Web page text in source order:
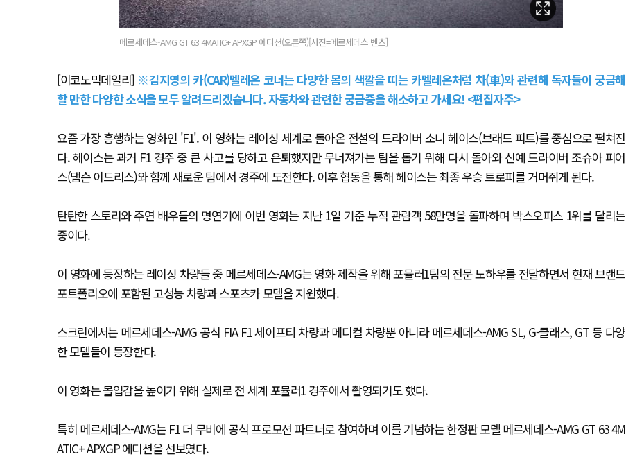
메르세데스-AMG GT 63 4MATIC+ APXGP 에디션(오른쪽)[사진=메르세데스 벤츠]
[이코노믹데일리] ※김지영의 카(CAR)멜레온 코너는 다양한 몸의 색깔을 띠는 카멜레온처럼 차(車)와 관련해 독자들이 궁금해
할 만한 다양한 소식을 모두 알려드리겠습니다. 자동차와 관련한 궁금증을 해소하고 가세요! <편집자주>
요즘 가장 흥행하는 영화인 'F1'. 이 영화는 레이싱 세계로 돌아온 전설의 드라이버 소니 헤이스(브래드 피트)를 중심으로 펼쳐진
다. 헤이스는 과거 F1 경주 중 큰 사고를 당하고 은퇴했지만 무너져가는 팀을 돕기 위해 다시 돌아와 신예 드라이버 조슈아 피어
스(댐슨 이드리스)와 함께 새로운 팀에서 경주에 도전한다. 이후 협동을 통해 헤이스는 최종 우승 트로피를 거머쥐게 된다.
탄탄한 스토리와 주연 배우들의 명연기에 이번 영화는 지난 1일 기준 누적 관람객 58만명을 돌파하며 박스오피스 1위를 달리는
중이다.
이 영화에 등장하는 레이싱 차량들 중 메르세데스-AMG는 영화 제작을 위해 포뮬러1팀의 전문 노하우를 전달하면서 현재 브랜드
포트폴리오에 포함된 고성능 차량과 스포츠카 모델을 지원했다.
스크린에서는 메르세데스-AMG 공식 FIA F1 세이프티 차량과 메디컬 차량뿐 아니라 메르세데스-AMG SL, G-클래스, GT 등 다양
한 모델들이 등장한다.
이 영화는 몰입감을 높이기 위해 실제로 전 세계 포뮬러1 경주에서 촬영되기도 했다.
특히 메르세데스-AMG는 F1 더 무비에 공식 프로모션 파트너로 참여하며 이를 기념하는 한정판 모델 메르세데스-AMG GT 63 4M
ATIC+ APXGP 에디션을 선보였다.